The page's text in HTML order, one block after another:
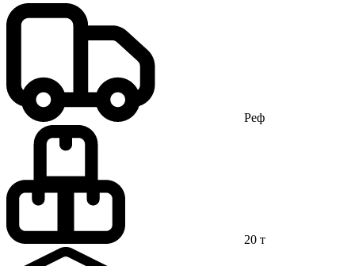
Реф
20 т